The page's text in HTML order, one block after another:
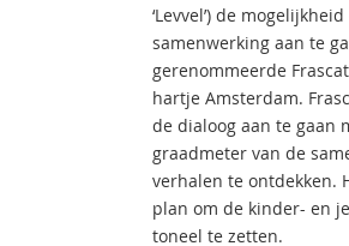
‘Levvel’) de
samenwerking aan te
gerenommeerde
hartje Amsterdam.
de dialoog aan te gaan
graadmeter van de
verhalen te ontdekken.
plan om de kinder- en
toneel te zetten.